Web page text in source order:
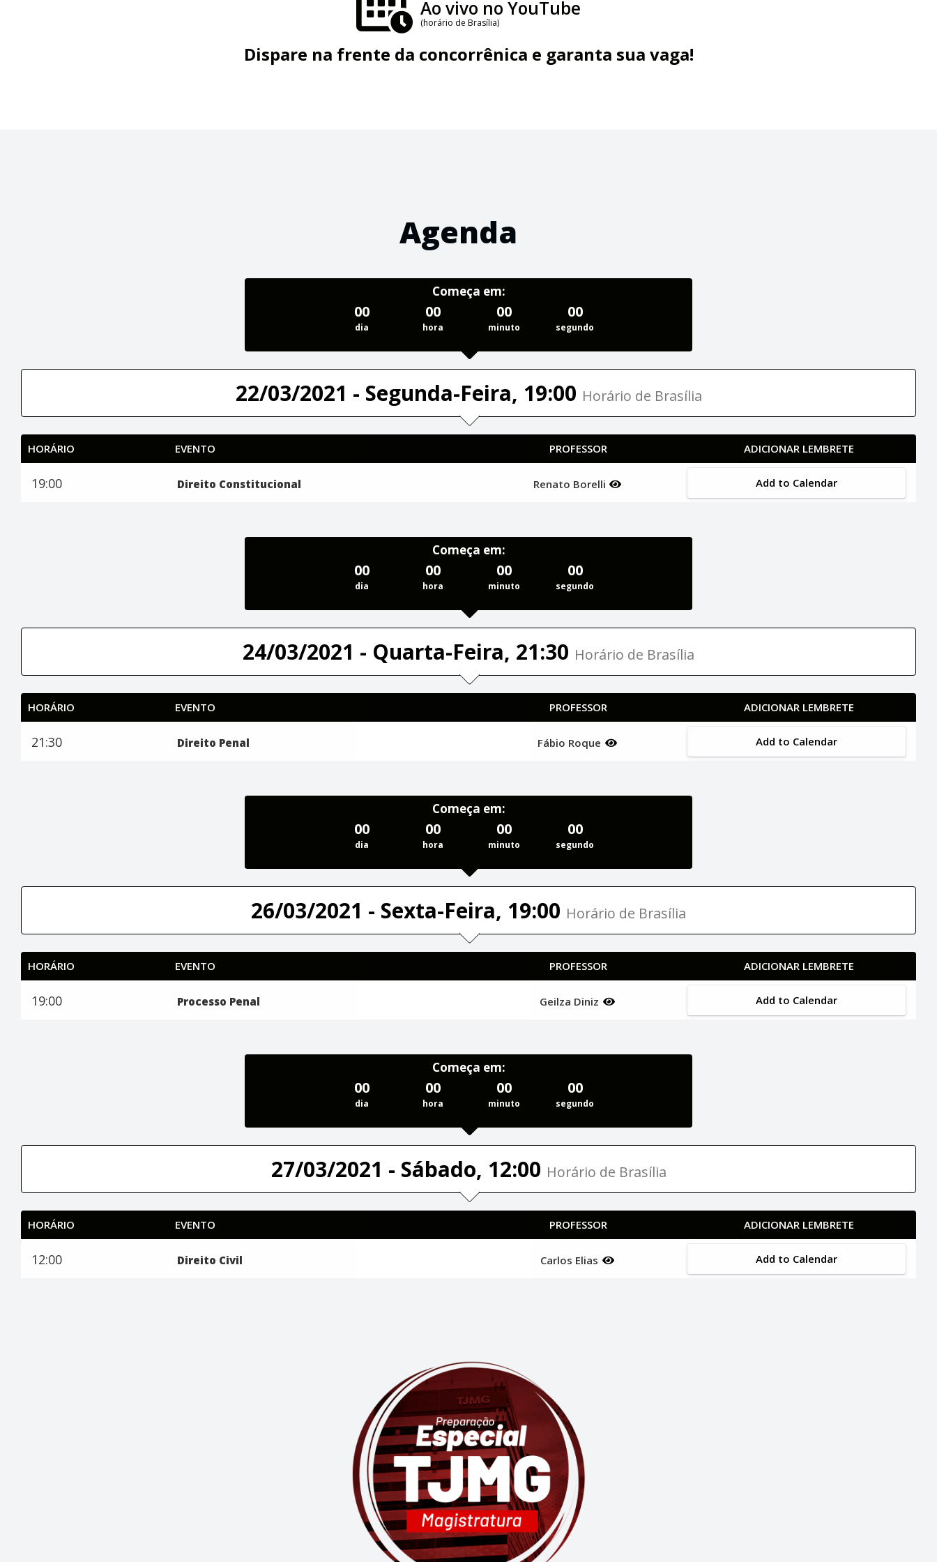
Ao vivo no YouTube
(horário de Brasília)
Dispare na frente da concorrênica e garanta sua vaga!
Agenda
Começa em:
00
dia
00
hora
00
minuto
00
segundo
22/03/2021 - Segunda-Feira, 19:00 Horário de Brasília
HORÁRIO EVENTO PROFESSOR ADICIONAR LEMBRETE
19:00 Direito Constitucional Renato Borelli Add to Calendar
Começa em:
00
dia
00
hora
00
minuto
00
segundo
24/03/2021 - Quarta-Feira, 21:30 Horário de Brasília
HORÁRIO EVENTO PROFESSOR ADICIONAR LEMBRETE
21:30 Direito Penal Fábio Roque Add to Calendar
Começa em:
00
dia
00
hora
00
minuto
00
segundo
26/03/2021 - Sexta-Feira, 19:00 Horário de Brasília
HORÁRIO EVENTO PROFESSOR ADICIONAR LEMBRETE
19:00 Processo Penal Geilza Diniz Add to Calendar
Começa em:
00
dia
00
hora
00
minuto
00
segundo
27/03/2021 - Sábado, 12:00 Horário de Brasília
HORÁRIO EVENTO PROFESSOR ADICIONAR LEMBRETE
12:00 Direito Civil Carlos Elias Add to Calendar